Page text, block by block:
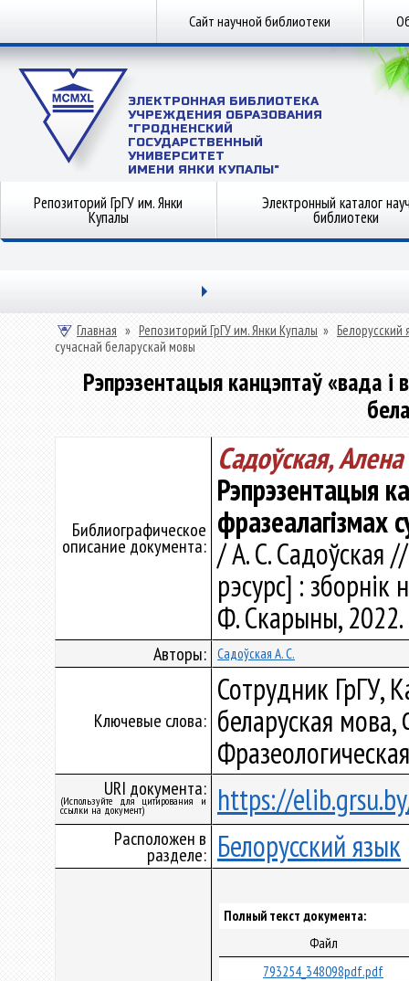
Сайт научной библиотеки
ЭЛЕКТРОННАЯ БИБЛИОТЕКА
УЧРЕЖДЕНИЯ ОБРАЗОВАНИЯ
"ГРОДНЕНСКИЙ
ГОСУДАРСТВЕННЫЙ
УНИВЕРСИТЕТ
ИМЕНИ ЯНКИ КУПАЛЫ"
Репозиторий ГрГУ им. Янки
Купалы
Электронный каталог
библиотеки
Главная » Репозиторий ГрГУ им. Янки Купалы » Белорусский
сучаснай беларускай мовы
Рэпрэзентацыя канцэптаў «вада і
Библиографическое
описание документа:
Садоўская,
Рэпрэзентацыя
фразеалагізмах
/ А. С. Садоўская
рэсурс] : зборнік
Ф. Скарыны,
Авторы: Садоўская А. С.
Ключевые слова:
Сотрудник ГрГУ,
беларуская мова,
URI документа:
(Используйте для цитирования и
ссылки на документ) https://
Расположен в
разделе: Белорусский язык
Полный текст документа:
Файл
793254_348098pdf.pdf